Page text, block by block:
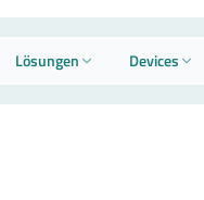
Lösungen Devices